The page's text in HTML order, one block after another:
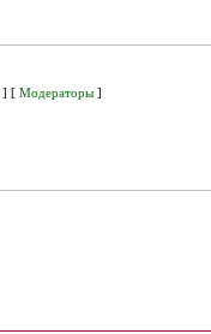
] [ Модераторы ]